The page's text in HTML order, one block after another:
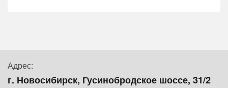
Адрес:
г. Новосибирск, Гусинобродское шоссе, 31/2